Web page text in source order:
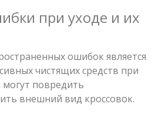
при уходе и их
ошибок является
чистящих средств при
повредить
внешний вид кроссовок.